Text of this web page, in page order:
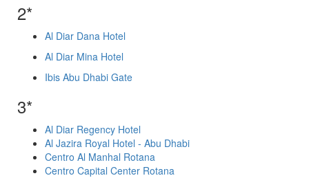
2*
Al Diar Dana Hotel
Al Diar Mina Hotel
Ibis Abu Dhabi Gate
3*
Al Diar Regency Hotel
Al Jazira Royal Hotel - Abu Dhabi
Centro Al Manhal Rotana
Centro Capital Center Rotana